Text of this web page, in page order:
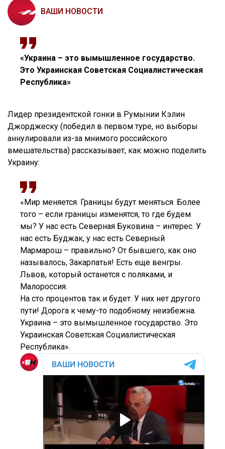
ВАШИ НОВОСТИ
«Украина – это вымышленное государство.
Это Украинская Советская Социалистическая
Республика»
Лидер президентской гонки в Румынии Кэлин
Джорджеску (победил в первом туре, но выборы
аннулировали из-за мнимого российского
вмешательства) рассказывает, как можно поделить
Украину:
«Мир меняется. Границы будут меняться. Более
того – если границы изменятся, то где будем
мы? У нас есть Северная Буковина – интерес. У
нас есть Буджак, у нас есть Северный
Мармарош – правильно? От бывшего, как оно
называлось, Закарпатья! Есть еще венгры.
Львов, который останется с поляками, и
Малороссия.
На сто процентов так и будет. У них нет другого
пути! Дорога к чему-то подобному неизбежна.
Украина – это вымышленное государство. Это
Украинская Советская Социалистическая
Республика».